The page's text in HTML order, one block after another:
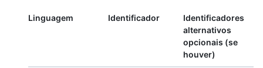
Linguagem Identificador
Identificadores
alternativos
opcionais (se
houver)